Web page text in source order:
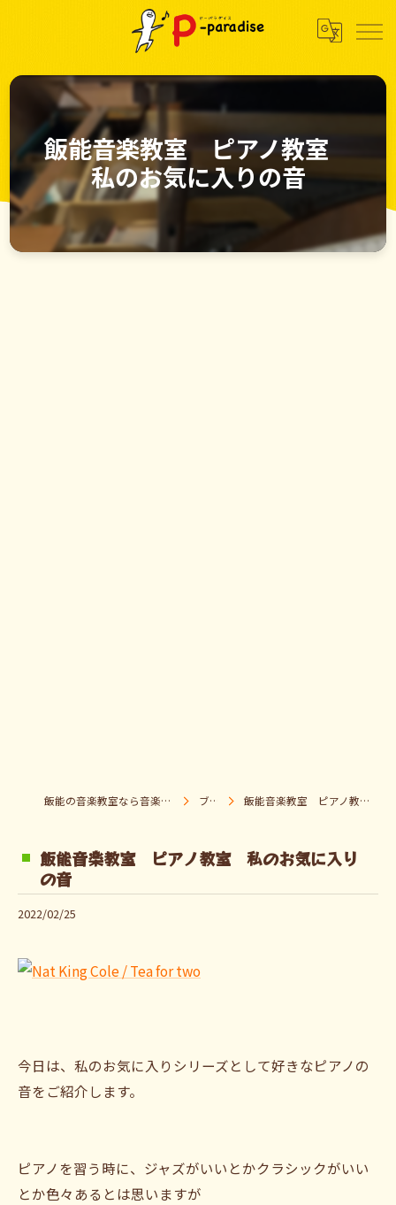
飯能音楽教室 ピアノ教室
私のお気に入りの音
飯能の音楽教室なら音楽童クラブ Pパラダイス ブログ 飯能音楽教室 ピアノ教室 私のお気に入りの音
飯能音楽教室 ピアノ教室 私のお気に入り
の音
2022/02/25
今日は、私のお気に入りシリーズとして好きなピアノの
音をご紹介します。
ピアノを習う時に、ジャズがいいとかクラシックがいい
とか色々あるとは思いますが